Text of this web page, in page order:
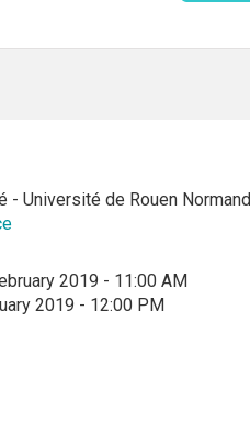
- Université de Rouen
2019 - 11:00 AM
2019 - 12:00 PM